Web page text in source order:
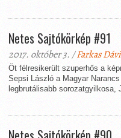
Netes Sajtókörkép #91
2017. október 3. /Farkas
Öt félresikerült szuperhős a
Sepsi László a Magyar
legbrutálisabb